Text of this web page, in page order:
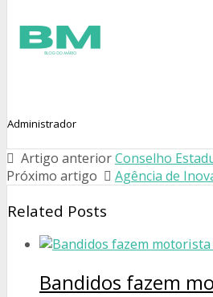
Administrador
Artigo anteriorConselho
Próximo artigo
Agência de
Related Posts
Bandidos fazem